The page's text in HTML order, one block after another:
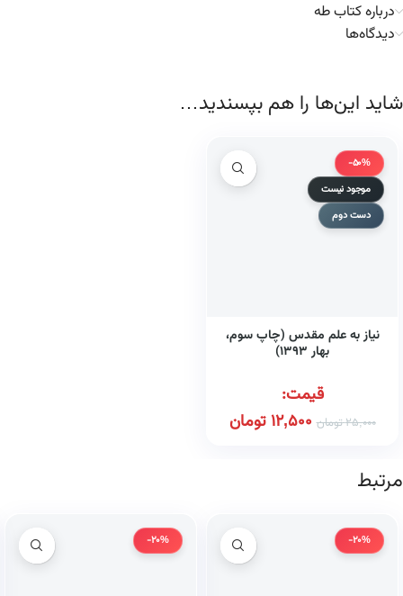
درباره کتاب طه
دیدگاه‌ها
شاید این‌ها را هم بپسندید…
-50%
موجود نیست
دست دوم
نیاز به علم مقدس (چاپ سوم،
بهار ۱۳۹۳)
قیمت:
25,000تومان 12,500تومان
مرتبط
-20%
-20%